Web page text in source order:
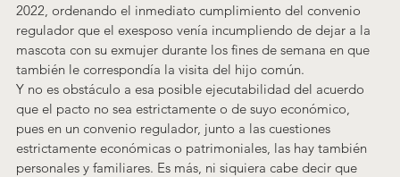
2022 , ordenando el inmediato cumplimiento del convenio
regulador que el exesposo venía incumpliendo de dejar a la
mascota con su exmujer durante los fines de semana en que
también le correspondía la visita del hijo común.
Y no es obstáculo a esa posible ejecutabilidad del acuerdo
que el pacto no sea estrictamente o de suyo económico,
pues en un convenio regulador, junto a las cuestiones
estrictamente económicas o patrimoniales, las hay también
personales y familiares. Es más, ni siquiera cabe decir que